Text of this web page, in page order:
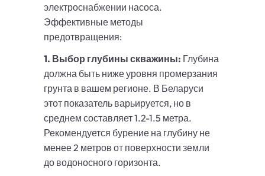
электроснабжении насоса.
Эффективные методы
предотвращения:
1. Выбор глубины скважины: Глубина
должна быть ниже уровня промерзания
грунта в вашем регионе. В Беларуси
этот показатель варьируется, но в
среднем составляет 1.2-1.5 метра.
Рекомендуется бурение на глубину не
менее 2 метров от поверхности земли
до водоносного горизонта.